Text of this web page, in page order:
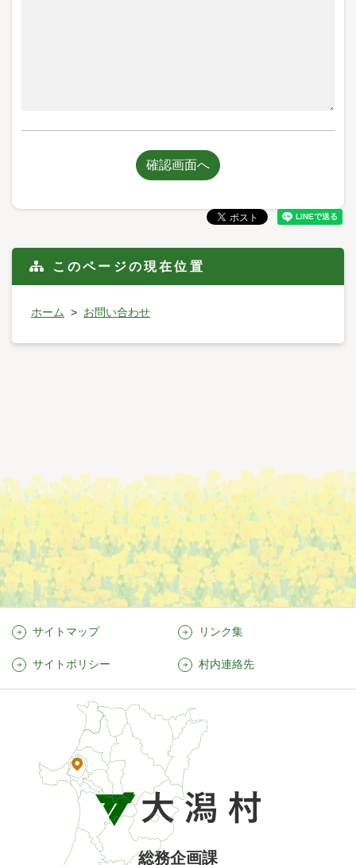
確認画面へ
このページの現在位置
ホーム お問い合わせ
サイトマップ リンク集
サイトポリシー 村内連絡先
総務企画課